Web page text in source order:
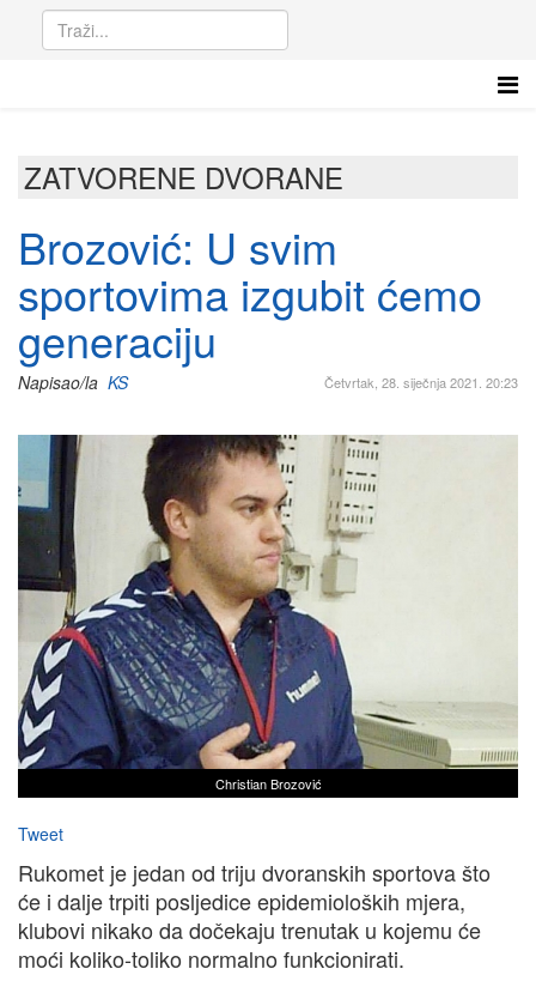
ZATVORENE DVORANE
Brozović: U svim
sportovima izgubit ćemo
generaciju
Četvrtak, 28. siječnja 2021. 20:23
Napisao/la KS
Christian Brozović
Tweet
Rukomet je jedan od triju dvoranskih sportova što
će i dalje trpiti posljedice epidemioloških mjera,
klubovi nikako da dočekaju trenutak u kojemu će
moći koliko-toliko normalno funkcionirati.